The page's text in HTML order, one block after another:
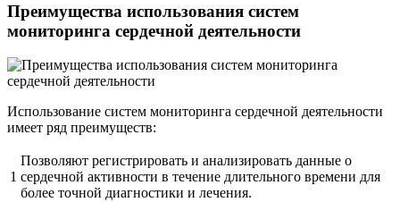
Преимущества использования систем
мониторинга сердечной деятельности
Использование систем мониторинга сердечной деятельности
имеет ряд преимуществ:
1
Позволяют регистрировать и анализировать данные о
сердечной активности в течение длительного времени для
более точной диагностики и лечения.